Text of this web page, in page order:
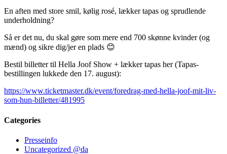
En aften med store smil, kølig rosé, lækker tapas og sprudlende
underholdning?
Så er det nu, du skal gøre som mere end 700 skønne kvinder (og
mænd) og sikre dig/jer en plads 😊
Bestil billetter til Hella Joof Show + lækker tapas her (Tapas-
bestillingen lukkede den 17. august):
https://www.ticketmaster.dk/event/foredrag-med-hella-joof-mit-liv-
som-hun-billetter/481995
Categories
Presseinfo
Uncategorized @da